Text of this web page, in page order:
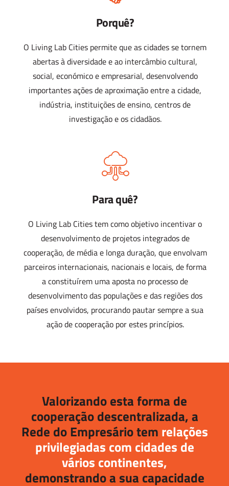
Porquê?
O Living Lab Cities permite que as cidades se tornem
abertas à diversidade e ao intercâmbio cultural,
social, económico e empresarial, desenvolvendo
importantes ações de aproximação entre a cidade,
indústria, instituições de ensino, centros de
investigação e os cidadãos.
Para quê?
O Living Lab Cities tem como objetivo incentivar o
desenvolvimento de projetos integrados de
cooperação, de média e longa duração, que envolvam
parceiros internacionais, nacionais e locais, de forma
a constituírem uma aposta no processo de
desenvolvimento das populações e das regiões dos
países envolvidos, procurando pautar sempre a sua
ação de cooperação por estes princípios.
Valorizando esta forma de
cooperação descentralizada, a
Rede do Empresário tem relações
privilegiadas com cidades de
vários continentes,
demonstrando a sua capacidade